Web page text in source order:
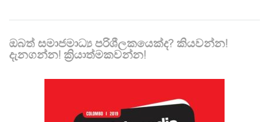
ඔබත් සමාජමාධ්‍ය පරිශීලකයෙක්ද? කියවන්න!
දැනගන්න! ක්‍රියාත්මකවන්න!